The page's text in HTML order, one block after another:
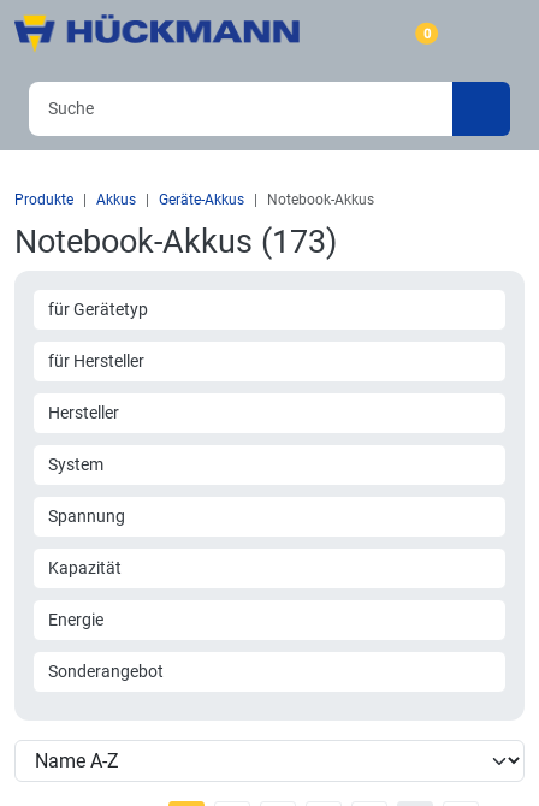
0
Produkte Akkus Geräte-Akkus Notebook-Akkus
Notebook-Akkus (173)
für Gerätetyp
für Hersteller
Hersteller
System
Spannung
Kapazität
Energie
Sonderangebot